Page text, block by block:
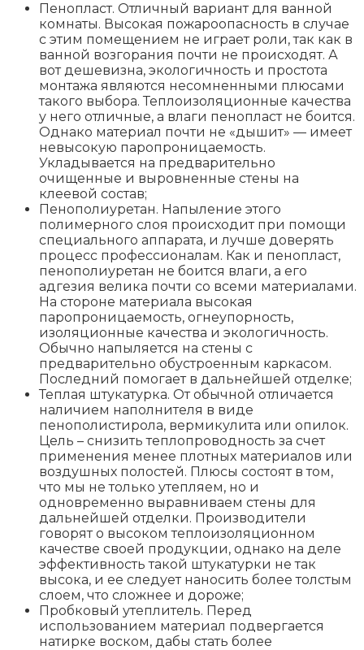
Пенопласт. Отличный вариант для ванной
комнаты. Высокая пожароопасность в случае
с этим помещением не играет роли, так как в
ванной возгорания почти не происходят. А
вот дешевизна, экологичность и простота
монтажа являются несомненными плюсами
такого выбора. Теплоизоляционные качества
у него отличные, а влаги пенопласт не боится.
Однако материал почти не «дышит» — имеет
невысокую паропроницаемость.
Укладывается на предварительно
очищенные и выровненные стены на
клеевой состав;
Пенополиуретан. Напыление этого
полимерного слоя происходит при помощи
специального аппарата, и лучше доверять
процесс профессионалам. Как и пенопласт,
пенополиуретан не боится влаги, а его
адгезия велика почти со всеми материалами.
На стороне материала высокая
паропроницаемость, огнеупорность,
изоляционные качества и экологичность.
Обычно напыляется на стены с
предварительно обустроенным каркасом.
Последний помогает в дальнейшей отделке;
Теплая штукатурка. От обычной отличается
наличием наполнителя в виде
пенополистирола, вермикулита или опилок.
Цель – снизить теплопроводность за счет
применения менее плотных материалов или
воздушных полостей. Плюсы состоят в том,
что мы не только утепляем, но и
одновременно выравниваем стены для
дальнейшей отделки. Производители
говорят о высоком теплоизоляционном
качестве своей продукции, однако на деле
эффективность такой штукатурки не так
высока, и ее следует наносить более толстым
слоем, что сложнее и дороже;
Пробковый утеплитель. Перед
использованием материал подвергается
натирке воском, дабы стать более